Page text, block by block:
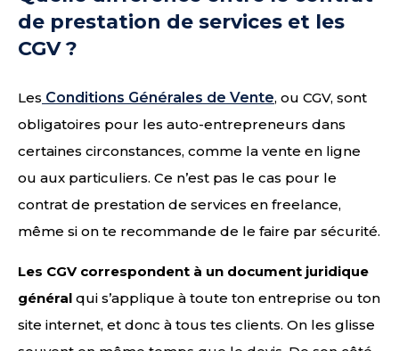
de prestation de services et les
CGV ?
Les Conditions Générales de Vente, ou CGV, sont
obligatoires pour les auto-entrepreneurs dans
certaines circonstances, comme la vente en ligne
ou aux particuliers. Ce n’est pas le cas pour le
contrat de prestation de services en freelance,
même si on te recommande de le faire par sécurité.
Les CGV correspondent à un document juridique
général qui s’applique à toute ton entreprise ou ton
site internet, et donc à tous tes clients. On les glisse